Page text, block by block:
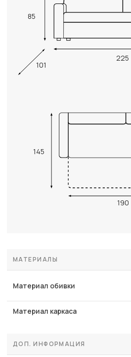
85
225
101
145
190
МАТЕРИАЛЫ
Материал обивки
Материал каркаса
ДОП. ИНФОРМАЦИЯ